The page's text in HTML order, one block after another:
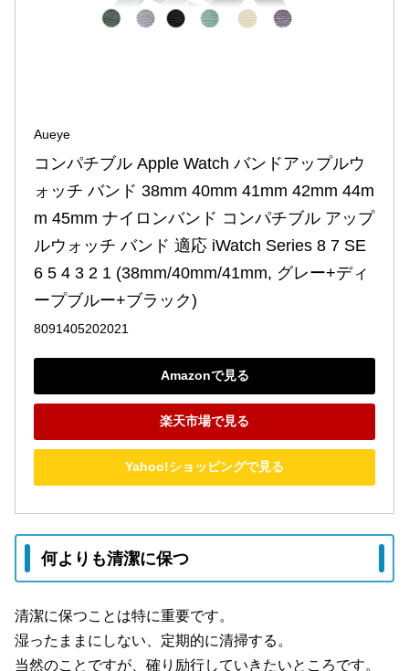
Aueye
コンパチブル Apple Watch バンドアップルウ
ォッチ バンド 38mm 40mm 41mm 42mm 44m
m 45mm ナイロンバンド コンパチブル アップ
ルウォッチ バンド 適応 iWatch Series 8 7 SE
6 5 4 3 2 1 (38mm/40mm/41mm, グレー+ディ
ープブルー+ブラック)
8091405202021
Amazonで見る
楽天市場で見る
Yahoo!ショッピングで見る
何よりも清潔に保つ
清潔に保つことは特に重要です。
湿ったままにしない、定期的に清掃する。
当然のことですが、確り励行していきたいところです。